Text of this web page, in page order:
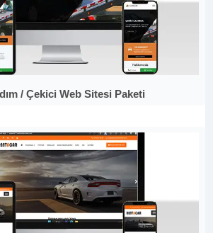
/ Çekici Web Sitesi Paketi